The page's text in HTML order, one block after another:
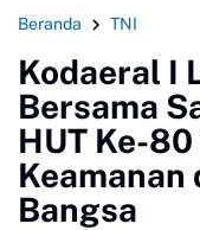
Beranda TNI
Kodaeral I
Bersama
HUT Ke-
Keamanan
Bangsa